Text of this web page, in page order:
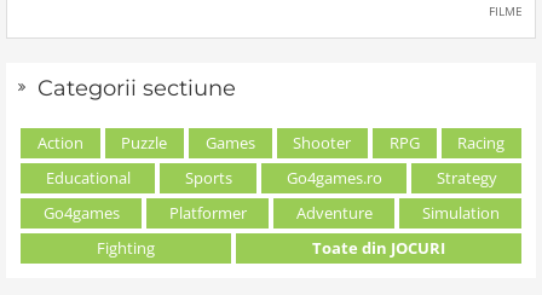
FILME
Categorii sectiune
Action Puzzle Games Shooter RPG
Racing
Educational
Sports Go4games.ro
Strategy
Go4games
Platformer Adventure
Simulation
Fighting
Toate din JOCURI